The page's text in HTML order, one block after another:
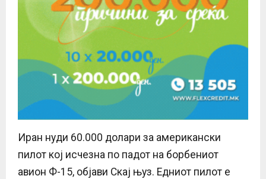
Иран нуди 60.000 долари за американски
пилот кој исчезна по падот на борбениот
авион Ф-15, објави Скај њуз. Едниот пилот е